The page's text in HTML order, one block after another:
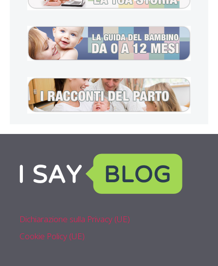
Dichiarazione sulla Privacy (UE)
Cookie Policy (UE)